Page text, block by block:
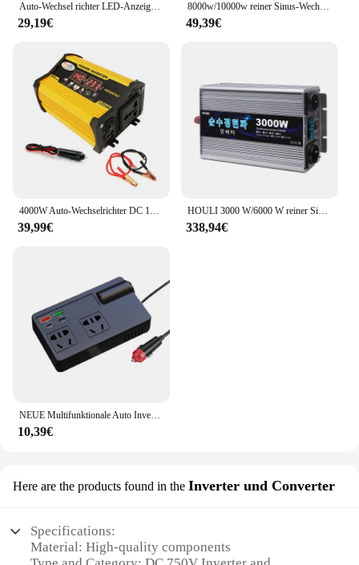
Auto-Wechsel richter LED-Anzeige 4000W 12V bis 220V/110V Konverter Ladegerät Adapter Mehrfach schutz Dual-USB-Spannungs wandler
29,19€
8000w/10000w reiner Sinus-Wechsel richter Spannungs wandler intelligente Digital anzeige Auto nach Hause Outdoor-DC12V-220V wandler
49,39€
4000W Auto-Wechselrichter DC 12V zu AC 220V 110V Transformator Dual USB Port Modifizierte Sinus Welle Auto Ladegerät Konverter Adapter
39,99€
HOULI 3000 W/6000 W reiner Sinus-Wechselrichter DC 12 V zu AC (2 Ausgänge) 220 V Konverter mit 2,1 A USB-Ladeanschlüssen
338,94€
NEUE Multifunktionale Auto Inverter Konverter 12V24V Zu 220V Handy Plug-In Motorrad Elektronische Zubehör
10,39€
Here are the products found in the Inverter und Converter
Specifications:
Material: High-quality components